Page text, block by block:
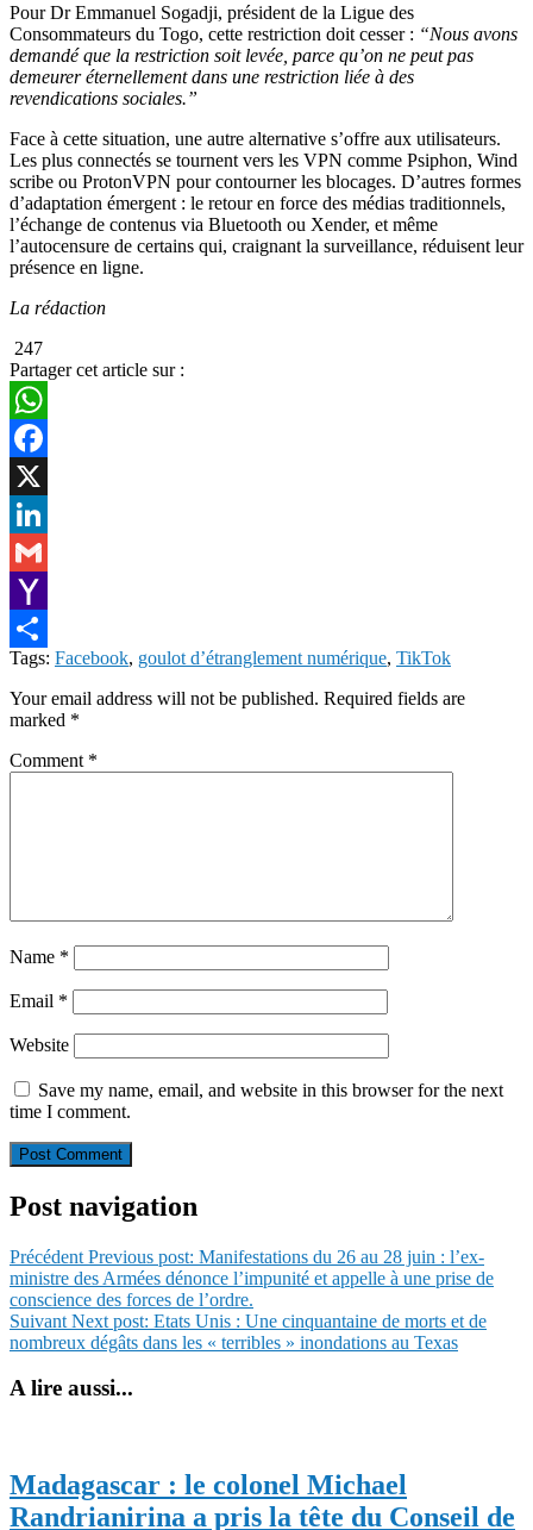
Pour Dr Emmanuel Sogadji, président de la Ligue des
Consommateurs du Togo, cette restriction doit cesser : “Nous avons
demandé que la restriction soit levée, parce qu’on ne peut pas
demeurer éternellement dans une restriction liée à des
revendications sociales.”
Face à cette situation, une autre alternative s’offre aux utilisateurs.
Les plus connectés se tournent vers les VPN comme Psiphon, Wind
scribe ou ProtonVPN pour contourner les blocages. D’autres formes
d’adaptation émergent : le retour en force des médias traditionnels,
l’échange de contenus via Bluetooth ou Xender, et même
l’autocensure de certains qui, craignant la surveillance, réduisent leur
présence en ligne.
La rédaction
247
Partager cet article sur :
WhatsApp
Facebook
X
LinkedIn
Gmail
Yahoo
Mail
Share
Tags: Facebook, goulot d’étranglement numérique, TikTok
Your email address will not be published. Required fields are
marked *
Comment *
Name *
Email *
Website
Save my name, email, and website in this browser for the next
time I comment.
Post navigation
Précédent Previous post: Manifestations du 26 au 28 juin : l’ex-
ministre des Armées dénonce l’impunité et appelle à une prise de
conscience des forces de l’ordre.
Suivant Next post: Etats Unis : Une cinquantaine de morts et de
nombreux dégâts dans les « terribles » inondations au Texas
A lire aussi...
Madagascar : le colonel Michael
Randrianirina a pris la tête du Conseil de